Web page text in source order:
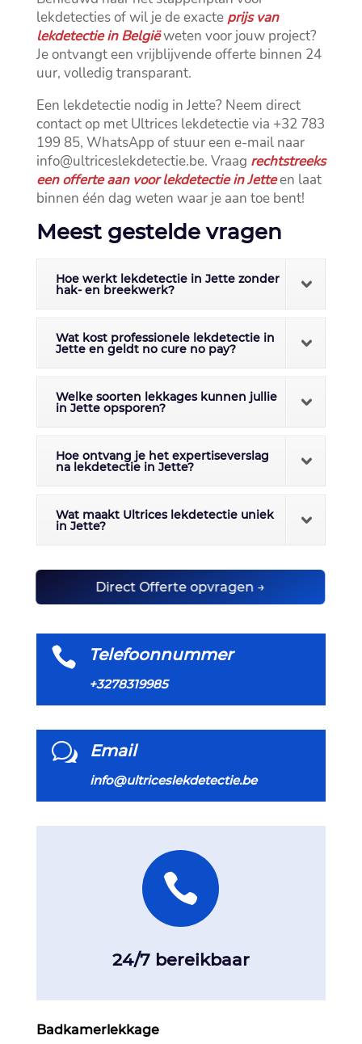
lekdetecties of wil je de exacte prijs van
lekdetectie in Belgiëweten voor jouw project?
Je ontvangt een vrijblijvende offerte binnen 24
uur, volledig transparant.​
Een lekdetectie nodig in Jette? Neem direct
contact op met Ultrices lekdetectie via +32 783
199 85, WhatsApp of stuur een e-mail naar
info@ultriceslekdetectie.​be.​ Vraag rechtstreeks
een offerte aan voor lekdetectie in Jetteen laat
binnen één dag weten waar je aan toe bent!
Meest gestelde vragen
Hoe werkt lekdetectie in Jette zonder
hak- en breekwerk?
Wat kost professionele lekdetectie in
Jette en geldt no cure no pay?
Welke soorten lekkages kunnen jullie
in Jette opsporen?
Hoe ontvang je het expertiseverslag
na lekdetectie in Jette?
Wat maakt Ultrices lekdetectie uniek
in Jette?
Direct Offerte opvragen →
 Telefoonnummer
+3278319985
w Email
info@ultriceslekdetectie.be

24/7 bereikbaar
Badkamerlekkage